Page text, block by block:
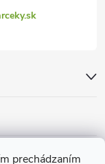
prechádzaním